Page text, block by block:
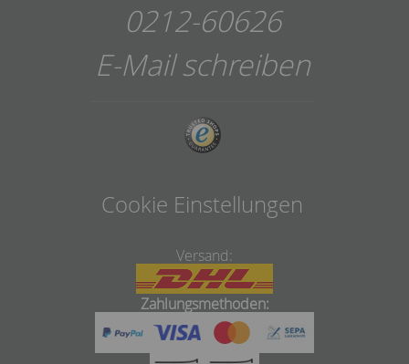
0212-60626
E-Mail schreiben
Cookie Einstellungen
Versand:
Zahlungsmethoden: